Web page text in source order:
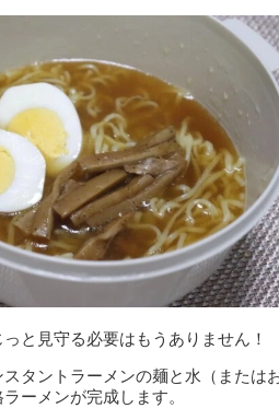
と見守る必要はもうありません！
タントラーメンの麺と水（または
ーメンが完成します。